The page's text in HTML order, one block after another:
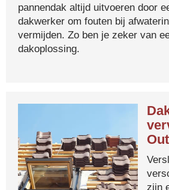
pannendak altijd uitvoeren door
dakwerker om fouten bij
vermijden. Zo ben je zeker van
dakoplossing.
zijn